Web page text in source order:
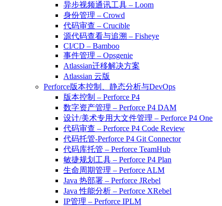
异步视频通讯工具 – Loom
身份管理 – Crowd
代码审查 – Crucible
源代码查看与追溯 – Fisheye
CI/CD – Bamboo
事件管理 – Opsgenie
Atlassian迁移解决方案
Atlassian 云版
Perforce版本控制、静态分析与DevOps
版本控制 – Perforce P4
数字资产管理 – Perforce P4 DAM
设计/美术专用大文件管理 – Perforce P4 One
代码审查 – Perforce P4 Code Review
代码托管-Perforce P4 Git Connector
代码库托管 – Perforce TeamHub
敏捷规划工具 – Perforce P4 Plan
生命周期管理 – Perforce ALM
Java 热部署 – Perforce JRebel
Java 性能分析 – Perforce XRebel
IP管理 – Perforce IPLM